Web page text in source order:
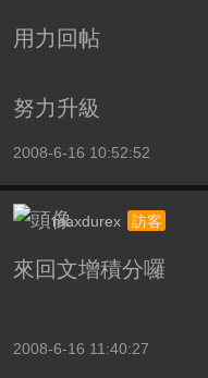
用力回帖
努力升級
2008-6-16 10:52:52
maxdurex 訪客
來回文增積分囉
2008-6-16 11:40:27